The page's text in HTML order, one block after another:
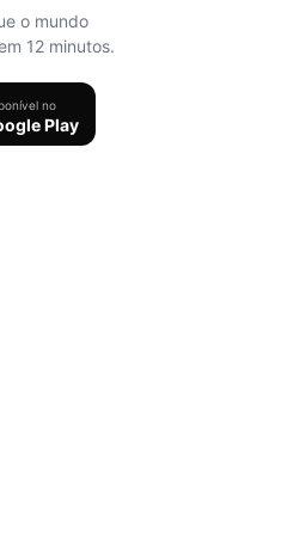
o mundo
12 minutos.
no
Play